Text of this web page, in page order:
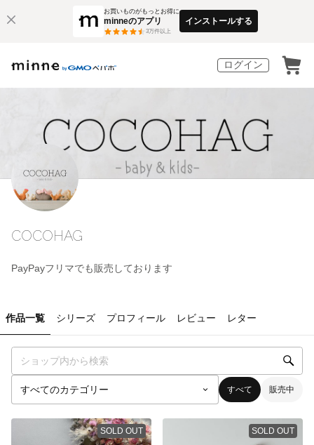
お買いものがもっとお得に
minneのアプリ
3万件以上
インストールする
ログイン
COCOHAG
PayPayフリマでも販売しております
作品一覧 シリーズ プロフィール レビュー レター
すべて 販売中
SOLD OUT SOLD OUT